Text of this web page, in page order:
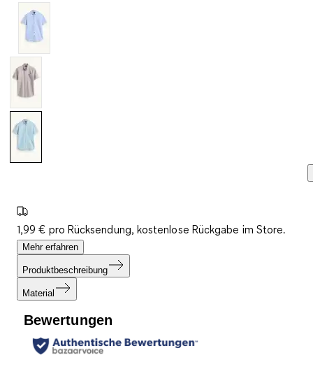
1,99 € pro Rücksendung, kostenlose Rückgabe im Store.
Mehr erfahren
Produktbeschreibung
Material
Bewertungen